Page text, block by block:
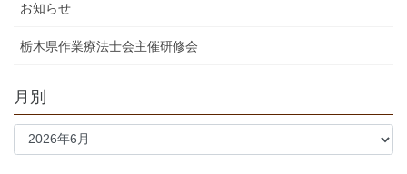
お知らせ
栃木県作業療法士会主催研修会
月別